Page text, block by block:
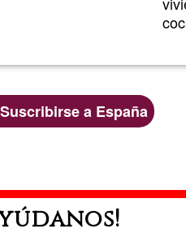
Suscribirse a España